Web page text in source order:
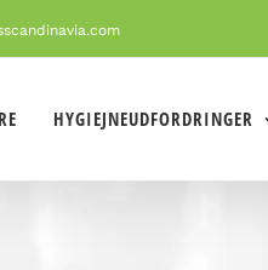
HYGIEJNEUDFORDRINGER
i Pers Kjøkkens